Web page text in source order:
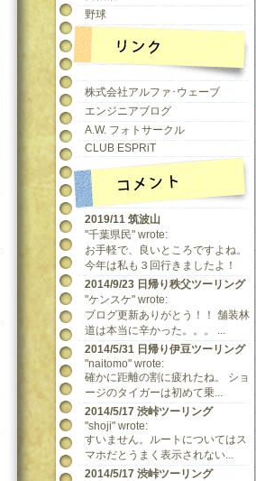
野球
株式会社アルファ･ウェーブ
エンジニアブログ
A.W. フォトサークル
CLUB ESPRiT
2019/11 筑波山
"千葉県民" wrote:
お手軽で、良いところですよね。
今年は私も３回行きましたよ！
2014/9/23 日帰り秩父ツーリング
"ケンスケ" wrote:
ブログ更新ありがとう！！ 舗装林
道は本当に辛かった。。。 ...
2014/5/31 日帰り伊豆ツーリング
"naitomo" wrote:
確かに距離の割に疲れたね。 ショ
ージのタイガーは初めて乗...
2014/5/17 渋峠ツーリング
"shoji" wrote:
すいません。ルートについてはス
マホだとうまく表示されない...
2014/5/17 渋峠ツーリング